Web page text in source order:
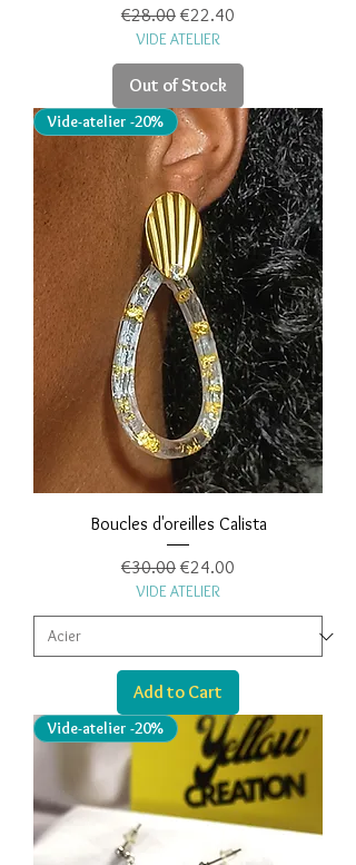
Regular Price
€28.00 Sale Price
€22.40
VIDE ATELIER
Out of Stock
Vide-atelier -20%
Boucles d'oreilles Calista
Regular Price
€30.00 Sale Price
€24.00
VIDE ATELIER
Add to Cart
Vide-atelier -20%